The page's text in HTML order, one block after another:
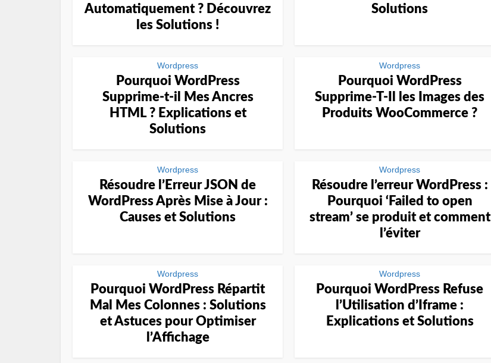
Automatiquement ? Découvrez
les Solutions !
Solutions
Wordpress
Pourquoi WordPress
Supprime-t-il Mes Ancres
HTML ? Explications et
Solutions
Wordpress
Pourquoi WordPress
Supprime-T-Il les Images des
Produits WooCommerce ?
Wordpress
Résoudre l’Erreur JSON de
WordPress Après Mise à Jour :
Causes et Solutions
Wordpress
Résoudre l’erreur WordPress :
Pourquoi ‘Failed to open
stream’ se produit et comment
l’éviter
Wordpress
Pourquoi WordPress Répartit
Mal Mes Colonnes : Solutions
et Astuces pour Optimiser
l’Affichage
Wordpress
Pourquoi WordPress Refuse
l’Utilisation d’Iframe :
Explications et Solutions